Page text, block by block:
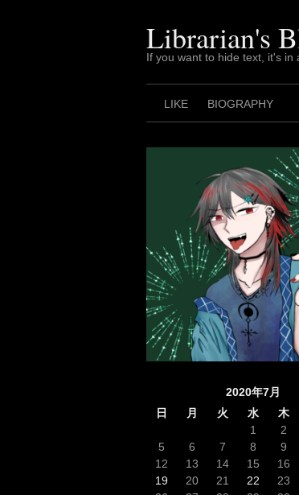
Librarian's
If you want to hide text, it's in
LIKE BIOGRAPHY
2020年7月
日
月 火 水 木
1
2
5
6 7 8 9
12
13 14 15 16
19
20 21 22 23